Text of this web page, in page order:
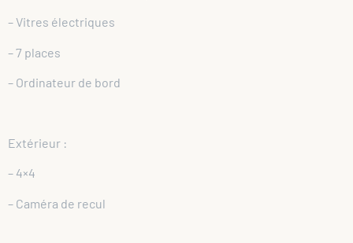
– Vitres électriques
– 7 places
– Ordinateur de bord
Extérieur :
– 4×4
– Caméra de recul